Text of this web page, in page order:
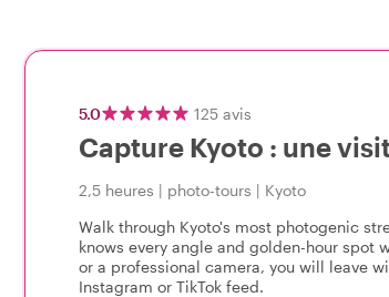
5.0 125 avis
Capture Kyoto : une
2,5 heures | photo-tours | Kyoto
Walk through Kyoto's most photogenic
knows every angle and golden-hour spot
or a professional camera, you will leave
Instagram or TikTok feed.